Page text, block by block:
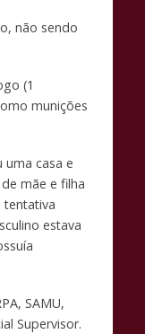
não sendo
(1
munições
uma casa e
mãe e filha
tentativa
estava
SAMU,
Supervisor.